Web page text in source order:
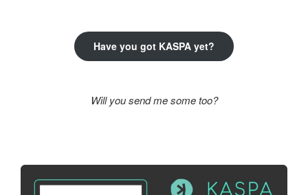
Have you got KASPA yet?
Will you send me some too?